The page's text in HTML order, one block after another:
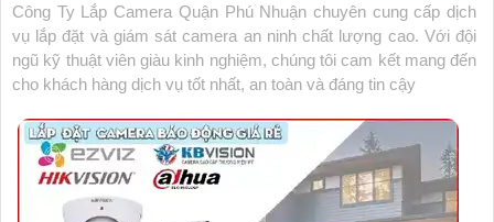
Công Ty Lắp Camera Quận Phú Nhuận chuyên cung cấp dịch
vụ lắp đặt và giám sát camera an ninh chất lượng cao. Với đội
ngũ kỹ thuật viên giàu kinh nghiệm, chúng tôi cam kết mang đến
cho khách hàng dịch vụ tốt nhất, an toàn và đáng tin cậy